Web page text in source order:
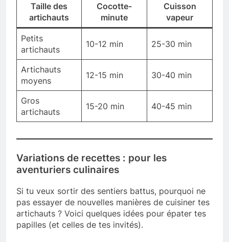
Taille des
artichauts
Cocotte-
minute
Cuisson
vapeur
Petits
artichauts
10-12 min 25-30 min
Artichauts
moyens
12-15 min 30-40 min
Gros
artichauts
15-20 min 40-45 min
Variations de recettes : pour les
aventuriers culinaires
Si tu veux sortir des sentiers battus, pourquoi ne
pas essayer de nouvelles manières de cuisiner tes
artichauts ? Voici quelques idées pour épater tes
papilles (et celles de tes invités).